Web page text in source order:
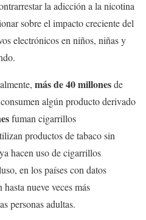
la adicción a la nicotina
sobre el impacto creciente del
electrónicos en niños, niñas y
más de 40 millonesde
algún producto derivado
fuman cigarrillos
productos de tabaco sin
ya hacen uso de cigarrillos
en los países con datos
nueve veces más
personas adultas.